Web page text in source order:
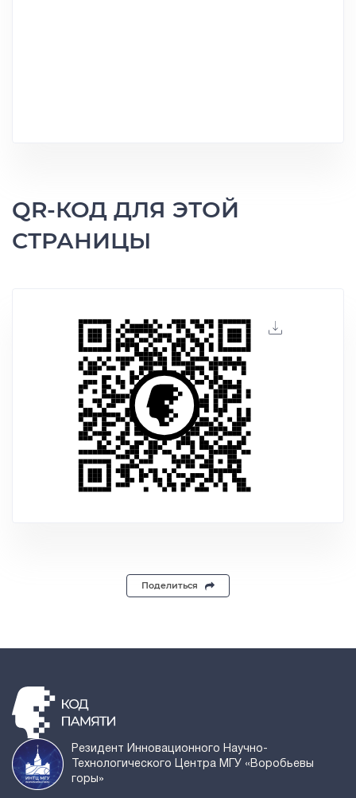
QR-КОД ДЛЯ ЭТОЙ
СТРАНИЦЫ
Поделиться
Резидент Инновационного Научно-
Технологического Центра МГУ «Воробьевы
горы»